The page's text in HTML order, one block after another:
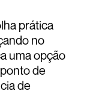
prática
no
uma opção
de
de